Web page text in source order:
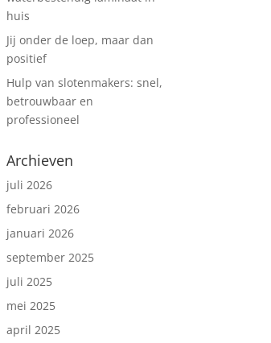
huis
Jij onder de loep, maar dan
positief
Hulp van slotenmakers: snel,
betrouwbaar en
professioneel
Archieven
juli 2026
februari 2026
januari 2026
september 2025
juli 2025
mei 2025
april 2025